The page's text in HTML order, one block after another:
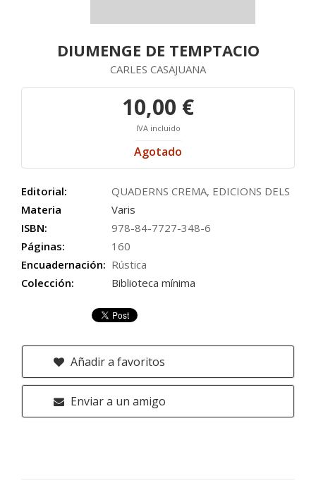
DIUMENGE DE TEMPTACIO
CARLES CASAJUANA
10,00 €
IVA incluido
Agotado
Editorial:
QUADERNS CREMA, EDICIONS DELS
Materia
Varis
ISBN:
978-84-7727-348-6
Páginas:
160
Encuadernación: Rústica
Colección:
Biblioteca mínima
Añadir a favoritos
Enviar a un amigo